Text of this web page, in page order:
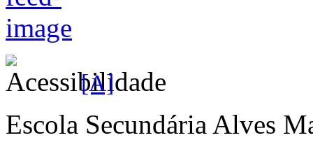
[A]
Escola Secundária Alves